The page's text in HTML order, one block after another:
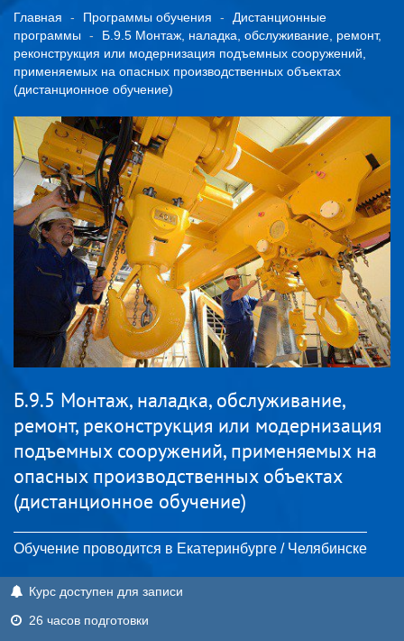
Главная Программы обучения
Дистанционные
программы
Б.9.5 Монтаж, наладка, обслуживание, ремонт,
реконструкция или модернизация подъемных сооружений,
применяемых на опасных производственных объектах
(дистанционное обучение)
Б.9.5 Монтаж, наладка, обслуживание,
ремонт, реконструкция или модернизация
подъемных сооружений, применяемых на
опасных производственных объектах
(дистанционное обучение)
Обучение проводится в Екатеринбурге / Челябинске
Курс доступен для записи
26 часов подготовки